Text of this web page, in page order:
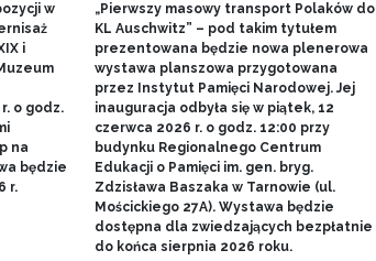
w
i
o godz.
na
będzie
r.
„Pierwszy masowy transport Polaków do
KL Auschwitz” – pod takim tytułem
prezentowana będzie nowa plenerowa
wystawa planszowa przygotowana
przez Instytut Pamięci Narodowej. Jej
inauguracja odbyła się w piątek, 12
czerwca 2026 r. o godz. 12:00 przy
budynku Regionalnego Centrum
Edukacji o Pamięci im. gen. bryg.
Zdzisława Baszaka w Tarnowie (ul.
Mościckiego 27A). Wystawa będzie
dostępna dla zwiedzających bezpłatnie
do końca sierpnia 2026 roku.